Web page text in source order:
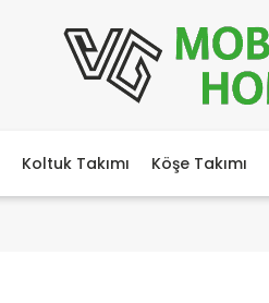
Koltuk Takımı Köşe Takımı